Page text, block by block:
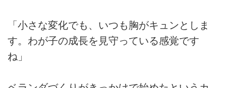
「小さな変化でも、いつも胸がキュンとしま
す。わが子の成長を見守っている感覚です
ね」